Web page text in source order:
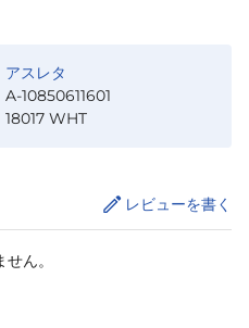
アスレタ
A-10850611601
18017 WHT
レビューを書く
ん。